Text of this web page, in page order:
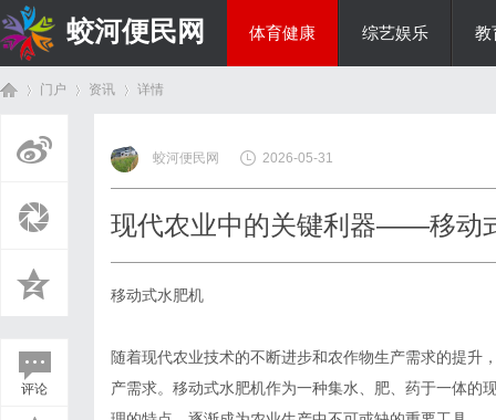
蛟河便民网 体育健康 综艺娱乐 教
门户 资讯
›
详情
评论
蛟河便民网 2026-05-31
现代农业中的关键利器——移动
移动式水肥机
随着现代农业技术的不断进步和农作物生产需求的提升
产需求。移动式水肥机作为一种集水、肥、药于一体的